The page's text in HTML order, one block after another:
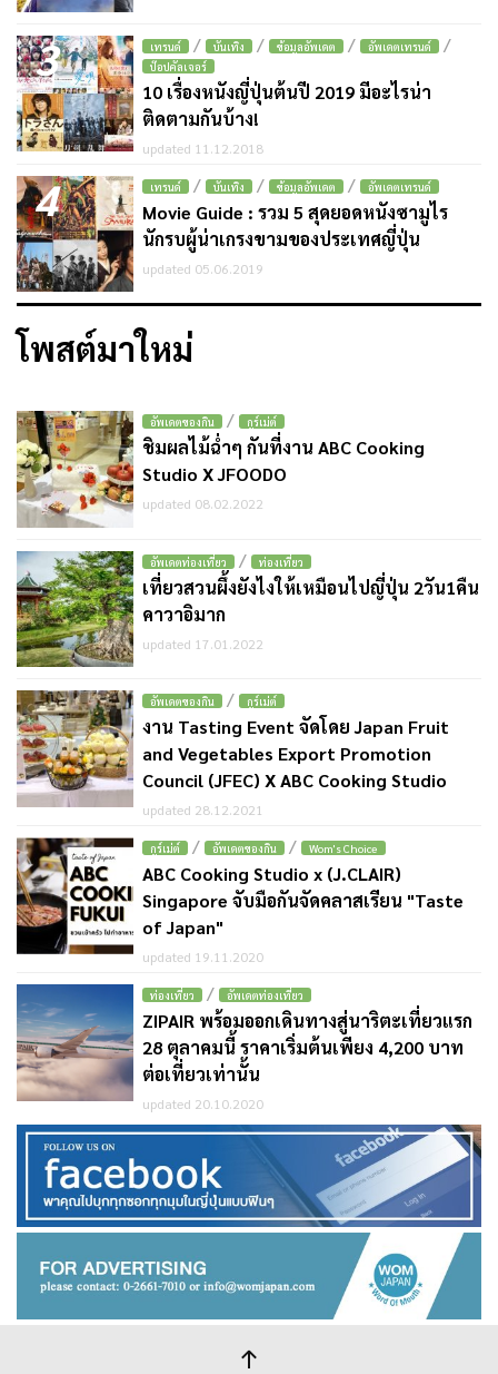
3 เทรนด์ / บันเทิง / ข้อมูลอัพเดต / อัพเดตเทรนด์ /
ป๊อปคัลเจอร์
10 เรื่องหนังญี่ปุ่นต้นปี 2019 มีอะไรน่า
ติดตามกันบ้าง!
updated 11.12.2018
4 เทรนด์ / บันเทิง / ข้อมูลอัพเดต / อัพเดตเทรนด์
Movie Guide : รวม 5 สุดยอดหนังซามูไร
นักรบผู้น่าเกรงขามของประเทศญี่ปุ่น
updated 05.06.2019
โพสต์มาใหม่
อัพเดตของกิน / กูร์เม่ต์
ชิมผลไม้ฉ่ำๆ กันที่งาน ABC Cooking
Studio X JFOODO
updated 08.02.2022
อัพเดตท่องเที่ยว / ท่องเที่ยว
เที่ยวสวนผึ้งยังไงให้เหมือนไปญี่ปุ่น 2วัน1คืน
คาวาอิมาก
updated 17.01.2022
อัพเดตของกิน / กูร์เม่ต์
งาน Tasting Event จัดโดย Japan Fruit
and Vegetables Export Promotion
Council (JFEC) X ABC Cooking Studio
updated 28.12.2021
กูร์เม่ต์ / อัพเดตของกิน / Wom's Choice
ABC Cooking Studio x (J.CLAIR)
Singapore จับมือกันจัดคลาสเรียน "Taste
of Japan"
updated 19.11.2020
ท่องเที่ยว / อัพเดตท่องเที่ยว
ZIPAIR พร้อมออกเดินทางสู่นาริตะเที่ยวแรก
28 ตุลาคมนี้ ราคาเริ่มต้นเพียง 4,200 บาท
ต่อเที่ยวเท่านั้น
updated 20.10.2020